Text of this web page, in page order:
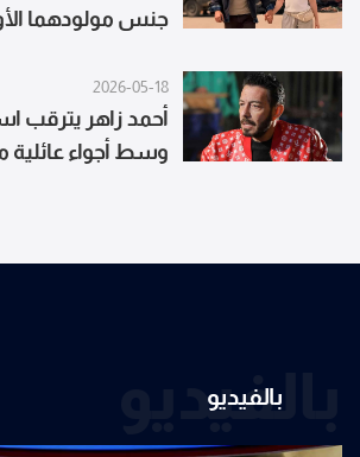
جنس مولودهما
2026-05-18
أحمد زاهر يترقب
وسط أجواء عائلية
بالفيديو
بالفيديو